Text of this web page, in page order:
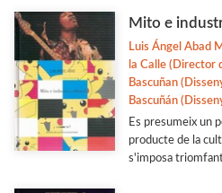
Mito e
Luis Ángel Abad
la Calle (Director
Bascuñan
Bascuñán
Es presumeix un
producte de la
s'imposa